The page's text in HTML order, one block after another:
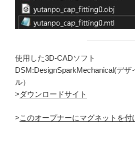
使用した3D-CADソフト
DSM:DesignSparkMechanical(デザ
ル）
>ダウンロードサイト
>このオープナーにマグネットを付